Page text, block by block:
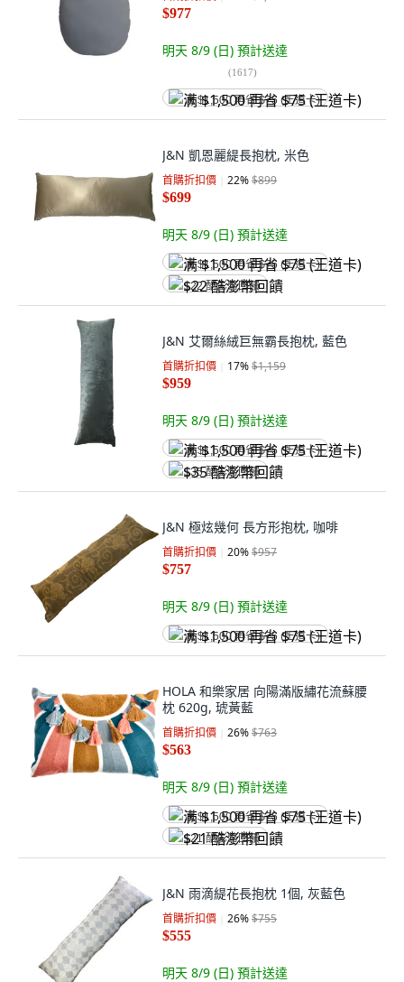
$977
明天 8/9 (日) 預計送達
(1617)
满 $1,500 再省 $75 (王道卡)
J&N 凱恩麗緹長抱枕, 米色
首購折扣價 22%$899
$699
明天 8/9 (日) 預計送達
满 $1,500 再省 $75 (王道卡)
$22 酷澎幣回饋
J&N 艾爾絲絨巨無霸長抱枕, 藍色
首購折扣價 17%$1,159
$959
明天 8/9 (日) 預計送達
满 $1,500 再省 $75 (王道卡)
$35 酷澎幣回饋
J&N 極炫幾何 長方形抱枕, 咖啡
首購折扣價 20%$957
$757
明天 8/9 (日) 預計送達
满 $1,500 再省 $75 (王道卡)
HOLA 和樂家居 向陽滿版繡花流蘇腰
枕 620g, 琥黃藍
首購折扣價 26%$763
$563
明天 8/9 (日) 預計送達
满 $1,500 再省 $75 (王道卡)
$21 酷澎幣回饋
J&N 雨滴緹花長抱枕 1個, 灰藍色
首購折扣價 26%$755
$555
明天 8/9 (日) 預計送達